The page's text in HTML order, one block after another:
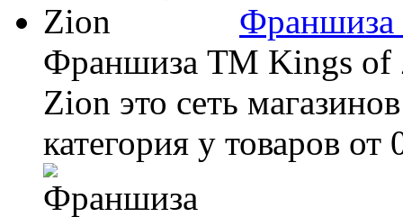
Франшиза ТМ Kings of
Zion это сеть
категория у товаров